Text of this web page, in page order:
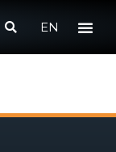
EN